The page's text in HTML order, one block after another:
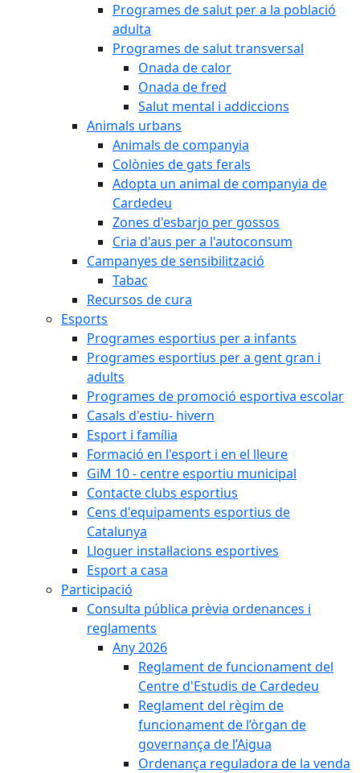
Programes de salut per a la població
adulta
Programes de salut transversal
Onada de calor
Onada de fred
Salut mental i addiccions
Animals urbans
Animals de companyia
Colònies de gats ferals
Adopta un animal de companyia de
Cardedeu
Zones d'esbarjo per gossos
Cria d'aus per a l'autoconsum
Campanyes de sensibilització
Tabac
Recursos de cura
Esports
Programes esportius per a infants
Programes esportius per a gent gran i
adults
Programes de promoció esportiva escolar
Casals d'estiu- hivern
Esport i família
Formació en l'esport i en el lleure
GiM 10 - centre esportiu municipal
Contacte clubs esportius
Cens d'equipaments esportius de
Catalunya
Lloguer instal·lacions esportives
Esport a casa
Participació
Consulta pública prèvia ordenances i
reglaments
Any 2026
Reglament de funcionament del
Centre d'Estudis de Cardedeu
Reglament del règim de
funcionament de l’òrgan de
governança de l’Aigua
Ordenança reguladora de la venda